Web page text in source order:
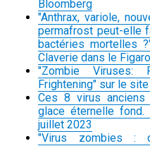
Bloomberg
"Anthrax, variole,
permafrost peut-elle
bactéries mortelles
Claverie dans le
"Zombie Viruses:
Frightening" sur le
Ces 8 virus anciens
glace éternelle
juillet 2023
"Virus zombies :